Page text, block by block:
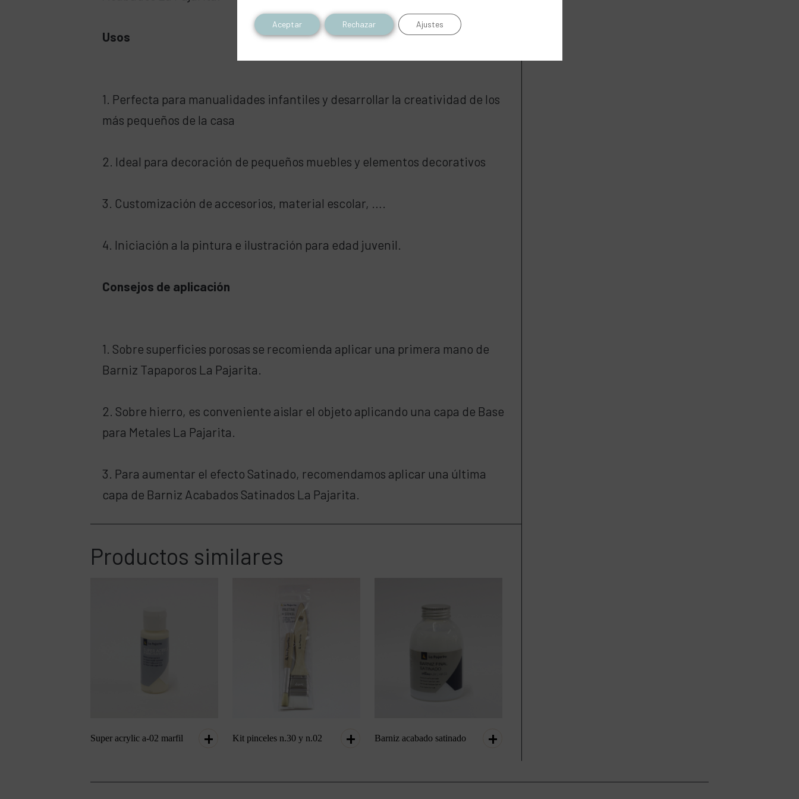
Usos
1. Perfecta para manualidades infantiles y desarrollar la creatividad de los
más pequeños de la casa
2. Ideal para decoración de pequeños muebles y elementos decorativos
3. Customización de accesorios, material escolar, ….
4. Iniciación a la pintura e ilustración para edad juvenil.
Consejos de aplicación
1. Sobre superficies porosas se recomienda aplicar una primera mano de
Barniz Tapaporos La Pajarita.
2. Sobre hierro, es conveniente aislar el objeto aplicando una capa de Base
para Metales La Pajarita.
3. Para aumentar el efecto Satinado, recomendamos aplicar una última
capa de Barniz Acabados Satinados La Pajarita.
Productos similares
Super acrylic a-02 marfil Kit pinceles n.30 y n.02 Barniz acabado satinado
Aceptar Rechazar Ajustes